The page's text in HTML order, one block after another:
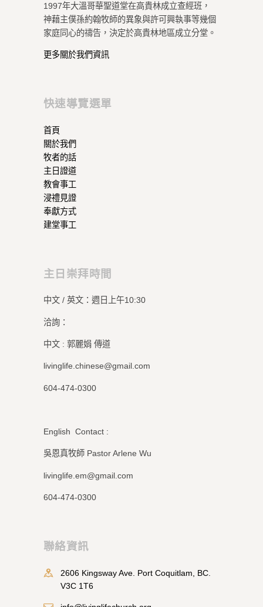
1997年大溫哥華聖道堂在高貴林成立查經班，
神藉主僕孫約翰牧師的異象與許可興執事等幾個
家庭同心的禱告，決定於高貴林地區成立分堂。
更多關於我們資訊
快速導覽選單
首頁
關於我們
牧者的話
主日證道
教會事工
浸禮見證
奉獻方式
建堂事工
主日崇拜時間
中文 / 英文：週日上午10:30
洽詢：
中文 : 郭麗娟 傳道
livinglife.chinese@gmail.com
604-474-0300
English Contact :
吳恩真牧師 Pastor Arlene Wu
livinglife.em@gmail.com
604-474-0300
聯絡資訊
2606 Kingsway Ave. Port Coquitlam, BC.
V3C 1T6